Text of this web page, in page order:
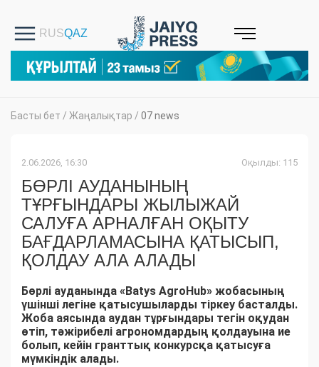
Басты бет / Жаңалықтар / 07 news
2.06.2026, 16:30 Оқылды: 115
БӨРЛІ АУДАНЫНЫҢ
ТҰРҒЫНДАРЫ ЖЫЛЫЖАЙ
САЛУҒА АРНАЛҒАН ОҚЫТУ
БАҒДАРЛАМАСЫНА ҚАТЫСЫП,
ҚОЛДАУ АЛА АЛАДЫ
Бөрлі ауданында «Batys AgroHub» жобасының
үшінші легіне қатысушыларды тіркеу басталды.
Жоба аясында аудан тұрғындары тегін оқудан
өтіп, тәжірибелі агрономдардың қолдауына ие
болып, кейін гранттық конкурсқа қатысуға
мүмкіндік алады.